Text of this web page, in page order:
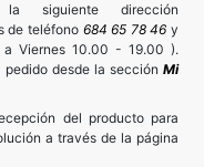
siguiente dirección
de teléfono 684 65 78 46 y
Viernes 10.00 - 19.00 ).
pedido desde la sección Mi
del producto para
a través de la página